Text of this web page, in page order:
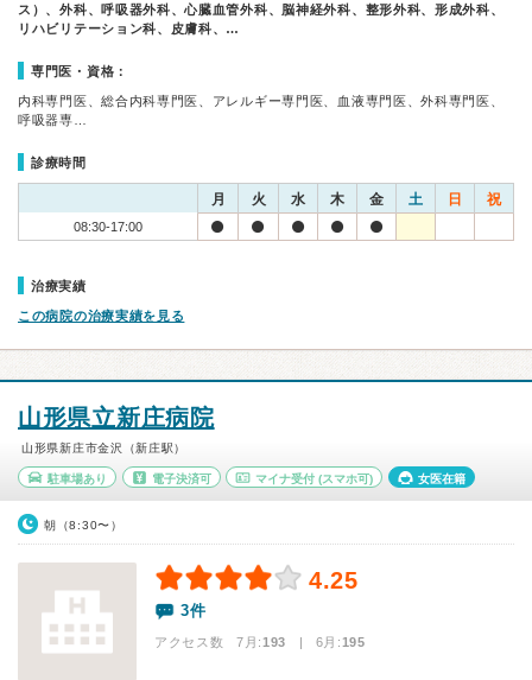
ス）、外科、呼吸器外科、心臓血管外科、脳神経外科、整形外科、形成外科、
リハビリテーション科、皮膚科、…
専門医・資格：
内科専門医、総合内科専門医、アレルギー専門医、血液専門医、外科専門医、
呼吸器専…
診療時間
月 火 水 木 金 土 日 祝
08:30-17:00
治療実績
この病院の治療実績を見る
山形県立新庄病院
山形県新庄市金沢（新庄駅）
駐車場あり 電子決済可 マイナ受付 (スマホ可) 女医在籍
朝（8:30〜）
4.25
3件
アクセス数 7月:193 | 6月:195